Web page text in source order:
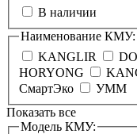
В наличии
Наименование КМУ:
KANGLIR
HORYONG
СмартЭко
УММ
Показать все
Модель КМУ: